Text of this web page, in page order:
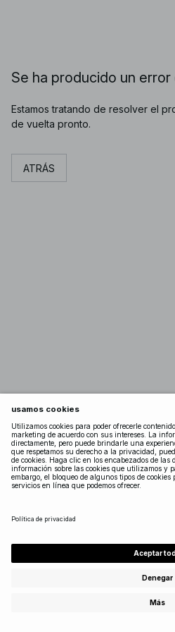
Se ha producido un
Estamos tratando de resolver el
de vuelta pronto.
ATRÁS